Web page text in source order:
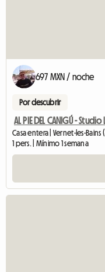
697 MXN / noche
Por descubrir
AL PIE DEL CANIGÚ - Studio
Casa entera | Vernet-les-Bains
1 pers. | Mínimo 1 semana